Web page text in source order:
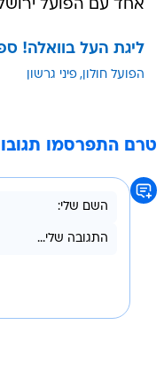
ליגת העל בוואלה!